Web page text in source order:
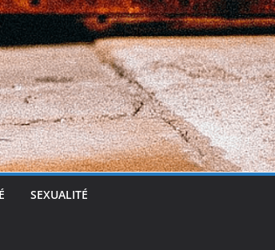
SEXUALITÉ
g
e
r